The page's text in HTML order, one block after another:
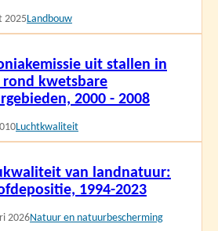
2025Landbouw
uit stallen in
rond kwetsbare
2000 - 2008
Luchtkwaliteit
van landnatuur:
1994-2023
2026Natuur en natuurbescherming